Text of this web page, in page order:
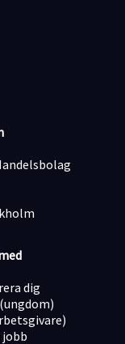
Trading
övriga
rollen eller
dig
jobb